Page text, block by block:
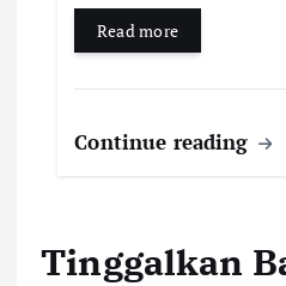
Read more
Continue reading
Tinggalkan